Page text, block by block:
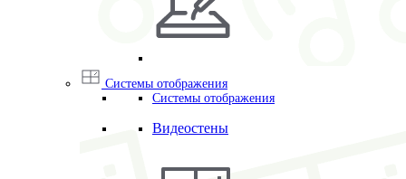
Системы отображения
Системы отображения
Видеостены